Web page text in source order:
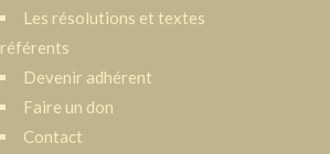
Les résolutions et textes
référents
Devenir adhérent
Faire un don
Contact